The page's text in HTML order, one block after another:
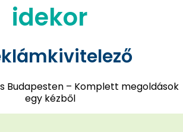
idekor
Budapesten – Komplett megoldások
egy kézből